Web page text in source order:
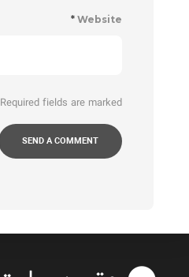
Website
*
Required fields are marked